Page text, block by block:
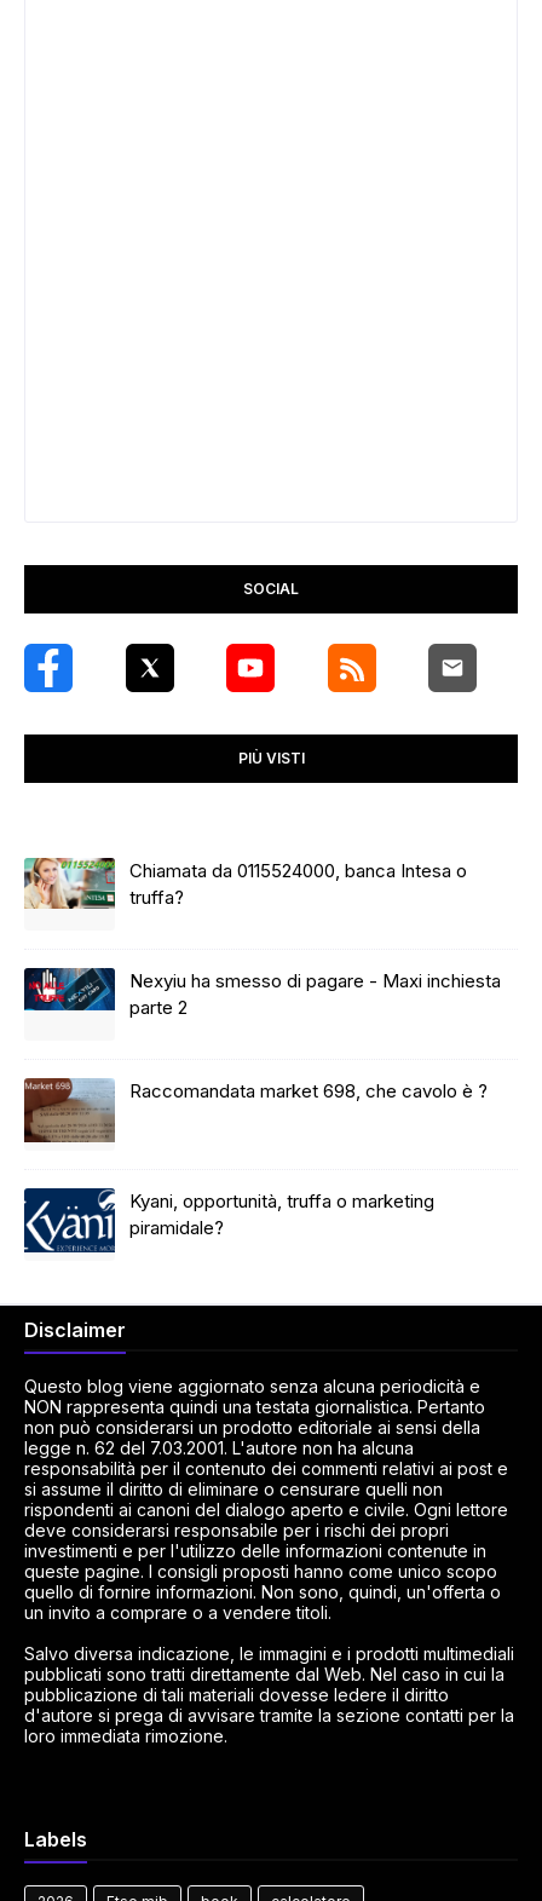
SOCIAL
PIÙ VISTI
Chiamata da 0115524000, banca Intesa o
truffa?
Nexyiu ha smesso di pagare - Maxi inchiesta
parte 2
Raccomandata market 698, che cavolo è ?
Kyani, opportunità, truffa o marketing
piramidale?
Disclaimer
Questo blog viene aggiornato senza alcuna periodicità e
NON rappresenta quindi una testata giornalistica. Pertanto
non può considerarsi un prodotto editoriale ai sensi della
legge n. 62 del 7.03.2001. L'autore non ha alcuna
responsabilità per il contenuto dei commenti relativi ai post e
si assume il diritto di eliminare o censurare quelli non
rispondenti ai canoni del dialogo aperto e civile. Ogni lettore
deve considerarsi responsabile per i rischi dei propri
investimenti e per l'utilizzo delle informazioni contenute in
queste pagine. I consigli proposti hanno come unico scopo
quello di fornire informazioni. Non sono, quindi, un'offerta o
un invito a comprare o a vendere titoli.
Salvo diversa indicazione, le immagini e i prodotti multimediali
pubblicati sono tratti direttamente dal Web. Nel caso in cui la
pubblicazione di tali materiali dovesse ledere il diritto
d'autore si prega di avvisare tramite la sezione contatti per la
loro immediata rimozione.
Labels